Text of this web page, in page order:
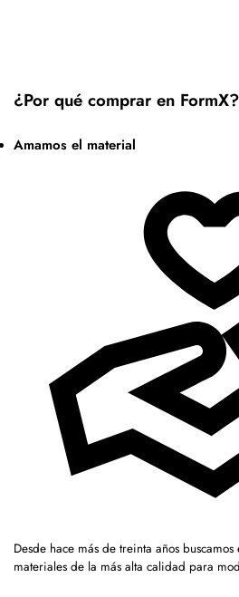
¿Por qué comprar en FormX?
Amamos el material
Desde hace más de treinta años
materiales de la más alta calidad para